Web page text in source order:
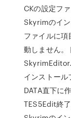
CKの設定フ
Skyrimのイ
ファイルに項
動しません。
インストール
DATA直下に
TES5Edit終